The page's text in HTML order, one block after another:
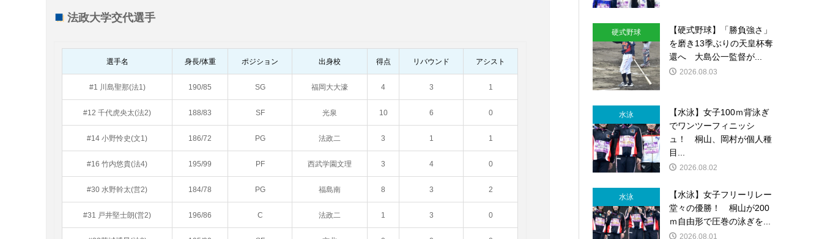
法政大学交代選手
選手名 身長/体重 ポジション 出身校 得点 リバウンド アシスト
#1 川島聖那(法1) 190/85 SG 福岡大大濠 4 3 1
#12 千代虎央太(法2) 188/83 SF 光泉 10 6 0
#14 小野怜史(文1) 186/72 PG 法政二 3 1 1
#16 竹内悠貴(法4) 195/99 PF 西武学園文理 3 4 0
#30 水野幹太(営2) 184/78 PG 福島南 8 3 2
#31 戸井堅士朗(営2) 196/86 C 法政二 1 3 0
硬式野球
【硬式野球】「勝負強さ」
を磨き13季ぶりの天皇杯奪
還へ 大島公一監督が...
2026.08.03
水泳
【水泳】女子100ｍ背泳ぎ
でワンツーフィニッシ
ュ！ 桐山、岡村が個人種
目...
2026.08.02
水泳
【水泳】女子フリーリレー
堂々の優勝！ 桐山が200
ｍ自由形で圧巻の泳ぎを...
2026.08.01